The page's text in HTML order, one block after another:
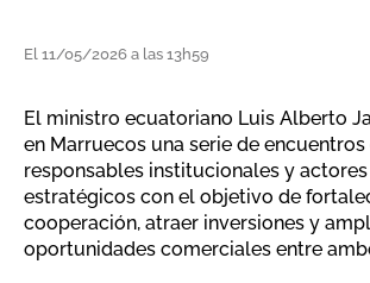
El 11/05/2026 a las 13h59
El ministro ecuatoriano Luis Alberto
en Marruecos una serie de encuentros
responsables institucionales y
estratégicos con el objetivo de
cooperación, atraer inversiones y
oportunidades comerciales entre